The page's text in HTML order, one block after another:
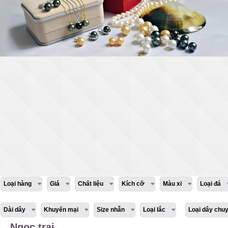
Loại hàng Giá Chất liệu Kích cỡ Màu xi Loại đá
Dài dây Khuyến mại Size nhẫn Loại lắc Loại dây